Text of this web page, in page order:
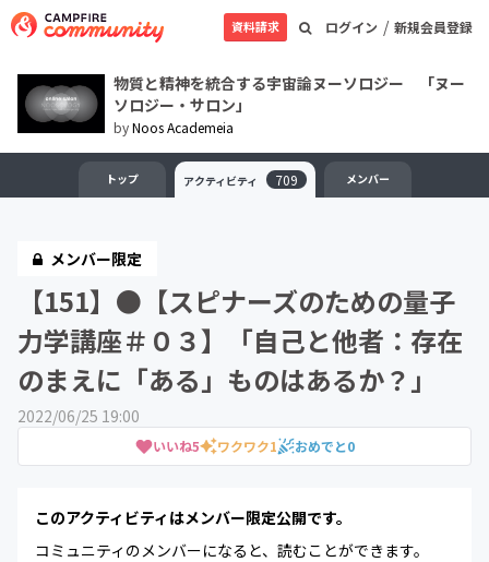
ログイン / 新規会員登録
資料請求
物質と精神を統合する宇宙論ヌーソロジー 「ヌー
ソロジー・サロン」
byNoos Academeia
トップ アクティビティ 709 メンバー
メンバー限定
【151】●【スピナーズのための量子
力学講座＃０３】「自己と他者：存在
のまえに「ある」ものはあるか？」
2022/06/25 19:00
いいね5 ワクワク1 おめでと0
このアクティビティはメンバー限定公開です。
コミュニティのメンバーになると、読むことができます。